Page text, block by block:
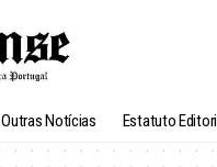
Outras Notícias Estatuto